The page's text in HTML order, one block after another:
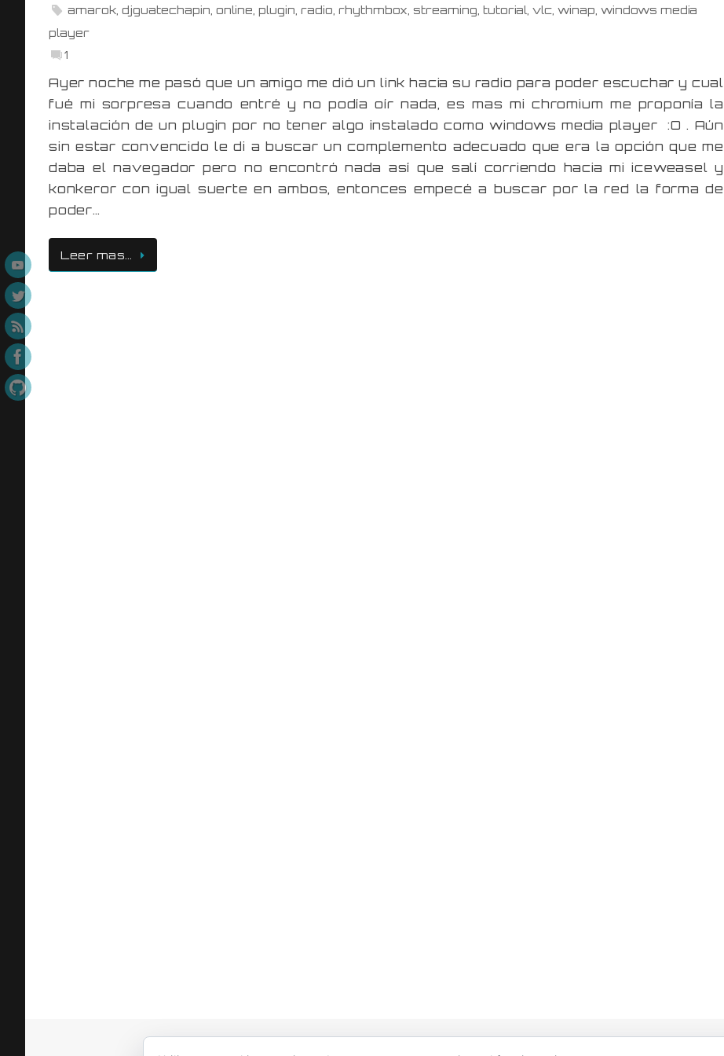
amarok ,djguatechapin ,online ,plugin ,radio ,rhythmbox ,streaming ,tutorial ,vlc ,winap ,windows media
player
1
Ayer noche me pasó que un amigo me dió un link hacia su radio para poder escuchar y cual
fué mi sorpresa cuando entré y no podía oír nada, es mas mi chromium me proponía la
instalación de un plugin por no tener algo instalado como windows media player :O . Aún
sin estar convencido le di a buscar un complemento adecuado que era la opción que me
daba el navegador pero no encontró nada así que salí corriendo hacia mi iceweasel y
konkeror con igual suerte en ambos, entonces empecé a buscar por la red la forma de
poder…
Leer mas…